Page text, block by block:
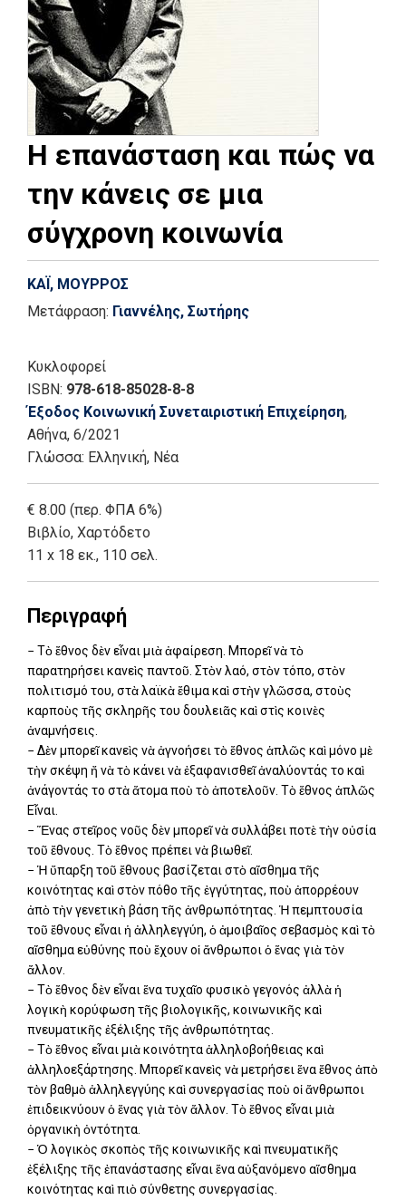
Η επανάσταση και πώς να
την κάνεις σε μια
σύγχρονη κοινωνία
ΚΑΪ, ΜΟΥΡΡΟΣ
Μετάφραση: Γιαννέλης, Σωτήρης
Κυκλοφορεί
ISBN: 978-618-85028-8-8
Έξοδος Κοινωνική Συνεταιριστική Επιχείρηση,
Αθήνα, 6/2021
Γλώσσα: Ελληνική, Νέα
€ 8.00 (περ. ΦΠΑ 6%)
Βιβλίο, Χαρτόδετο
11 x 18 εκ., 110 σελ.
Περιγραφή
− Τὸ ἔθνος δὲν εἶναι μιὰ ἀφαίρεση. Μπορεῖ νὰ τὸ
παρατηρήσει κανεὶς παντοῦ. Στὸν λαό, στὸν τόπο, στὸν
πολιτισμό του, στὰ λαϊκὰ ἔθιμα καὶ στὴν γλῶσσα, στοὺς
καρποὺς τῆς σκληρῆς του δουλειᾶς καὶ στὶς κοινὲς
ἀναμνήσεις.
− Δὲν μπορεῖ κανεὶς νὰ ἀγνοήσει τὸ ἔθνος ἁπλῶς καὶ μόνο μὲ
τὴν σκέψη ἤ νὰ τὸ κάνει νὰ ἐξαφανισθεῖ ἀναλύοντάς το καὶ
ἀνάγοντάς το στὰ ἄτομα ποὺ τὸ ἀποτελοῦν. Τὸ ἔθνος ἁπλῶς
Εἶναι.
− Ἕνας στεῖρος νοῦς δὲν μπορεῖ νὰ συλλάβει ποτὲ τὴν οὐσία
τοῦ ἔθνους. Τὸ ἔθνος πρέπει νὰ βιωθεῖ.
− Ἡ ὕπαρξη τοῦ ἔθνους βασίζεται στὸ αἴσθημα τῆς
κοινότητας καὶ στὸν πόθο τῆς ἐγγύτητας, ποὺ ἀπορρέουν
ἀπὸ τὴν γενετικὴ βάση τῆς ἀνθρωπότητας. Ἡ πεμπτουσία
τοῦ ἔθνους εἶναι ἡ ἀλληλεγγύη, ὁ ἀμοιβαῖος σεβασμὸς καὶ τὸ
αἴσθημα εὐθύνης ποὺ ἔχουν οἱ ἄνθρωποι ὁ ἕνας γιὰ τὸν
ἄλλον.
− Τὸ ἔθνος δὲν εἶναι ἕνα τυχαῖο φυσικὸ γεγονός ἀλλὰ ἡ
λογικὴ κορύφωση τῆς βιολογικῆς, κοινωνικῆς καὶ
πνευματικῆς ἐξέλιξης τῆς ἀνθρωπότητας.
− Τὸ ἔθνος εἶναι μιὰ κοινότητα ἀλληλοβοήθειας καὶ
ἀλληλοεξάρτησης. Μπορεῖ κανεὶς νὰ μετρήσει ἕνα ἔθνος ἀπὸ
τὸν βαθμὸ ἀλληλεγγύης καὶ συνεργασίας ποὺ οἱ ἄνθρωποι
ἐπιδεικνύουν ὁ ἕνας γιὰ τὸν ἄλλον. Τὸ ἔθνος εἶναι μιὰ
ὀργανικὴ ὀντότητα.
− Ὁ λογικὸς σκοπὸς τῆς κοινωνικῆς καὶ πνευματικῆς
ἐξέλιξης τῆς ἐπανάστασης εἶναι ἕνα αὐξανόμενο αἴσθημα
κοινότητας καὶ πιὸ σύνθετης συνεργασίας.